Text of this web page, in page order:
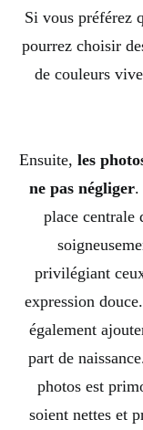
Si vous préférez
pourrez choisir
de couleurs
Ensuite, les
ne pas négliger.
place centrale
privilégiant
expression
également
part de
photos est
soient nettes et